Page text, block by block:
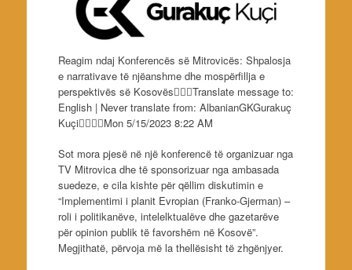
Reagim ndaj Konferencës së Mitrovicës: Shpalosja
e narrativave të njëanshme dhe mospërfillja e
perspektivës së KosovësTranslate message to:
English | Never translate from: AlbanianGKGurakuç
KuçiMon 5/15/2023 8:22 AM
Sot mora pjesë në një konferencë të organizuar nga
TV Mitrovica dhe të sponsorizuar nga ambasada
suedeze, e cila kishte për qëllim diskutimin e
“Implementimi i planit Evropian (Franko-Gjerman) –
roli i politikanëve, intelelktualëve dhe gazetarëve
për opinion publik të favorshëm në Kosovë”.
Megjithatë, përvoja më la thellësisht të zhgënjyer.